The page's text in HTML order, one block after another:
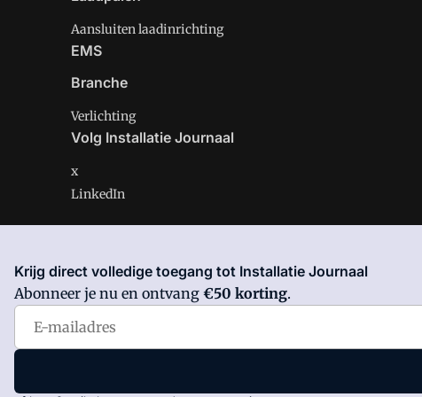
Aansluiten laadinrichting
EMS
Branche
Verlichting
Volg Installatie Journaal
x
LinkedIn
Installatie Journaal is onderdeel van VMN media. Lees in
VoorwaardenenPrivacy en Cookie beleid
Krijg direct volledige toegang tot Installatie Journaal
Abonneer je nu en ontvang €50 korting.